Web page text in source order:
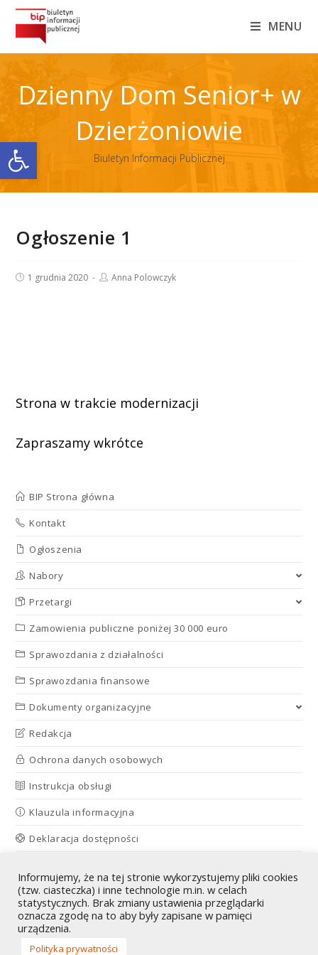
Otwórz pasek narzędzi
Skip
MENU
Dzienny Dom Senior+ w
Dzierżoniowie
Biuletyn Informacji Publicznej
Ogłoszenie 1
Post1 grudnia 2020
PostAnna Polowczyk
Strona w trakcie modernizacji
Zapraszamy wkrótce
BIP Strona główna
Kontakt
Ogłoszenia
Nabory
Przetargi
Zamowienia publiczne poniżej 30 000 euro
Sprawozdania z działalności
Sprawozdania finansowe
Dokumenty organizacyjne
Redakcja
Ochrona danych osobowych
Instrukcja obsługi
Klauzula informacyjna
Deklaracja dostępności
Informujemy, że na tej stronie wykorzystujemy pliki cookies
(tzw. ciasteczka) i inne technologie m.in. w celach
statystycznych. Brak zmiany ustawienia przeglądarki
oznacza zgodę na to aby były zapisane w pamięci
urządzenia.
Polityka prywatności